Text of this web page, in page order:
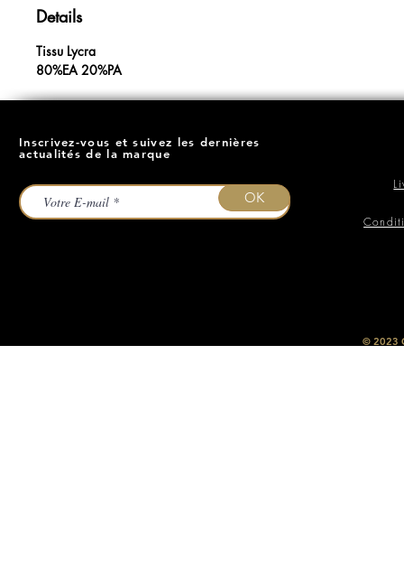
Details
Tissu Lycra
80%EA 20%PA
Inscrivez-vous et suivez les dernières
actualités de la marque
OK
​© 2023